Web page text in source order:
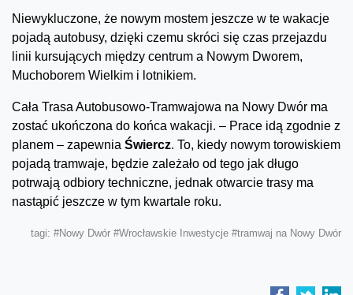
Niewykluczone, że nowym mostem jeszcze w te wakacje
pojadą autobusy, dzięki czemu skróci się czas przejazdu
linii kursujących między centrum a Nowym Dworem,
Muchoborem Wielkim i lotnikiem.
Cała Trasa Autobusowo-Tramwajowa na Nowy Dwór ma
zostać ukończona do końca wakacji. – Prace idą zgodnie z
planem – zapewnia Świercz. To, kiedy nowym torowiskiem
pojadą tramwaje, będzie zależało od tego jak długo
potrwają odbiory techniczne, jednak otwarcie trasy ma
nastąpić jeszcze w tym kwartale roku.
tagi: #Nowy Dwór #Wrocławskie Inwestycje #tramwaj na Nowy Dwór